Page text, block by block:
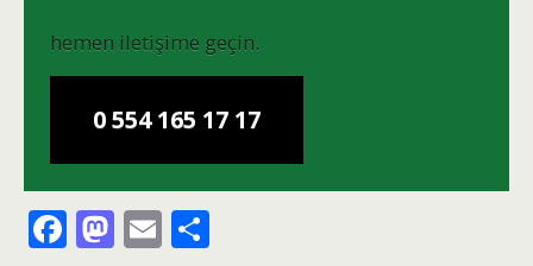
hemen iletişime geçin.
0 554 165 17 17
F M E